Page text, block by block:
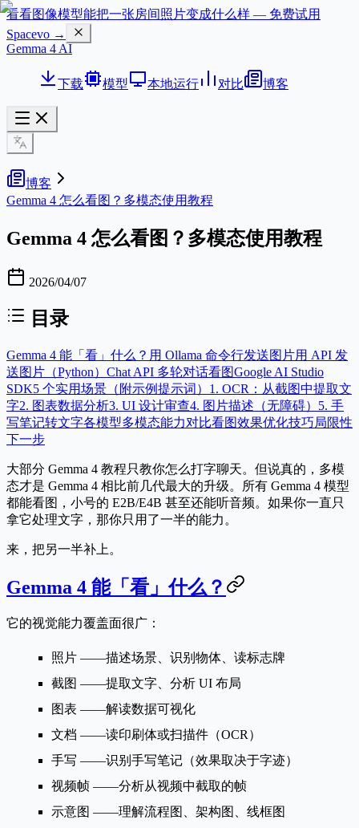
看看图像模型能把一张房间照片变成什么样 — 免费试用
Spacevo →
Gemma 4 AI
下载 模型 本地运行 对比 博客
博客
Gemma 4 怎么看图？多模态使用教程
Gemma 4 怎么看图？多模态使用教程
2026/04/07
目录
Gemma 4 能「看」什么？ 用 Ollama 命令行发送图片用 API 发
送图片（Python） Chat API 多轮对话看图Google AI Studio
SDK5 个实用场景（附示例提示词） 1. OCR：从截图中提取文
字2. 图表数据分析3. UI 设计审查4. 图片描述（无障碍） 5. 手
写笔记转文字各模型多模态能力对比看图效果优化技巧局限性
下一步
大部分 Gemma 4 教程只教你怎么打字聊天。但说真的，多模
态才是 Gemma 4 相比前几代最大的升级。所有 Gemma 4 模型
都能看图，小号的 E2B/E4B 甚至还能听音频。如果你一直只
拿它处理文字，那你只用了一半的能力。
来，把另一半补上。
Gemma 4 能「看」什么？
它的视觉能力覆盖面很广：
照片 ——描述场景、识别物体、读标志牌
截图 ——提取文字、分析 UI 布局
图表 ——解读数据可视化
文档 ——读印刷体或扫描件（OCR）
手写 ——识别手写笔记（效果取决于字迹）
视频帧 ——分析从视频中截取的帧
示意图 ——理解流程图、架构图、线框图